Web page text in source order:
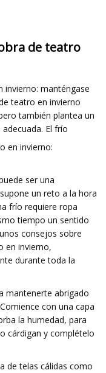
de teatro
invierno: manténgase
teatro en invierno
también plantea un
El frío
en invierno:
ser una
un reto a la hora
frío requiere ropa
tiempo un sentido
consejos sobre
en invierno,
durante toda la
mantenerte abrigado
con una capa
la humedad, para
cárdigan y complételo
de telas cálidas como